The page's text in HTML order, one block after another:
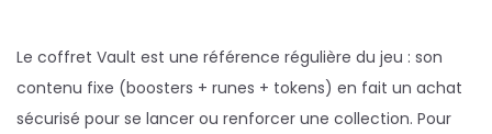
Le coffret Vault est une référence régulière du jeu : son
contenu fixe (boosters + runes + tokens) en fait un achat
sécurisé pour se lancer ou renforcer une collection. Pour